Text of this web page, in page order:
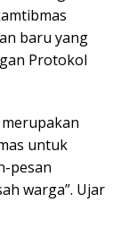
baru yang
Protokol
untuk
pesan
warga”. Ujar